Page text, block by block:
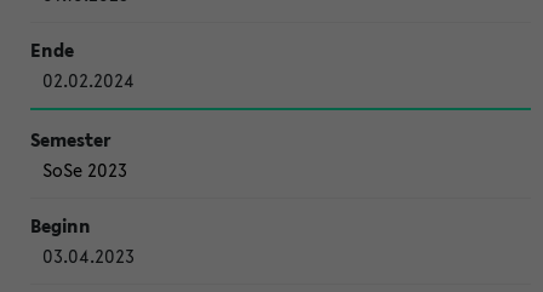
02.02.2024
SoSe 2023
03.04.2023